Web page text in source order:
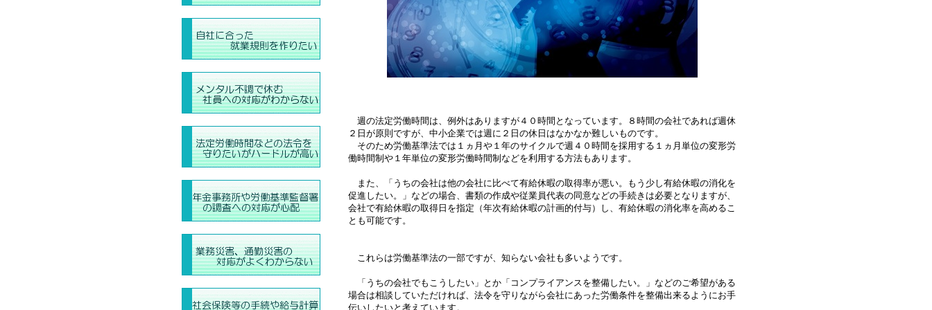
週の法定労働時間は、例外はありますが４０時間となっています。８時間の会社であれば週休
２日が原則ですが、中小企業では週に２日の休日はなかなか難しいものです。
そのため労働基準法では１ヵ月や１年のサイクルで週４０時間を採用する１ヵ月単位の変形労
働時間制や１年単位の変形労働時間制などを利用する方法もあります。
また、「うちの会社は他の会社に比べて有給休暇の取得率が悪い。もう少し有給休暇の消化を
促進したい。」などの場合、書類の作成や従業員代表の同意などの手続きは必要となりますが、
会社で有給休暇の取得日を指定（年次有給休暇の計画的付与）し、有給休暇の消化率を高めるこ
とも可能です。
これらは労働基準法の一部ですが、知らない会社も多いようです。
「うちの会社でもこうしたい」とか「コンプライアンスを整備したい。」などのご希望がある
場合は相談していただければ、法令を守りながら会社にあった労働条件を整備出来るようにお手
伝いしたいと考えています。